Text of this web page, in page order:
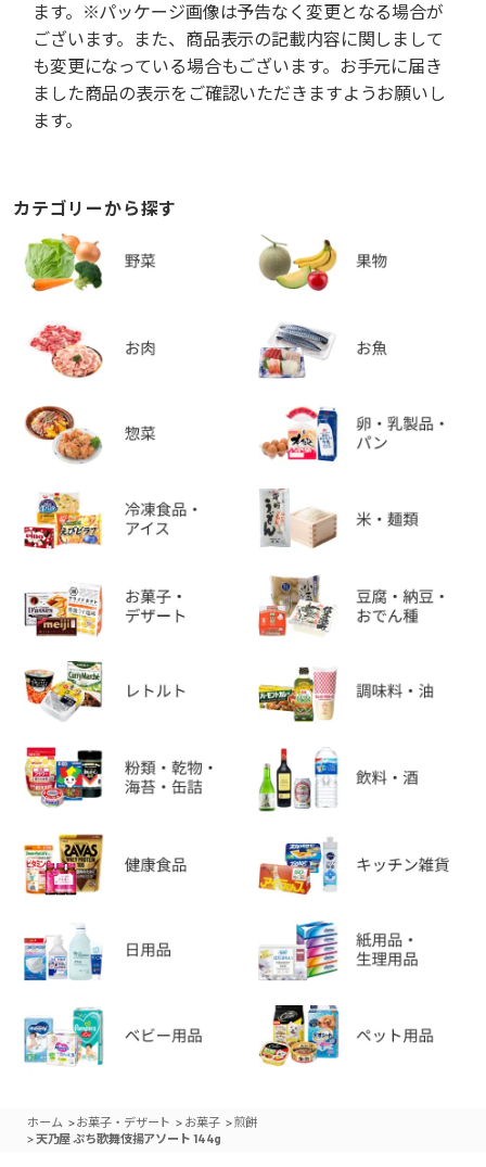
ます。※パッケージ画像は予告なく変更となる場合が
ございます。また、商品表示の記載内容に関しまして
も変更になっている場合もございます。お手元に届き
ました商品の表示をご確認いただきますようお願いし
ます。
カテゴリーから探す
ホーム >お菓子・デザート > お菓子 >煎餅
>天乃屋 ぷち歌舞伎揚アソート 144g